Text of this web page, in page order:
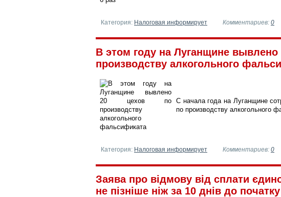
Категория: Налоговая информирует Комментариев: 0
В этом году на Луганщине вывлено
производству алкогольного
С начала года на Луганщине
по производству алкогольного
Категория: Налоговая информирует Комментариев: 0
Заява про відмову від сплати
не пізніше ніж за 10 днів до